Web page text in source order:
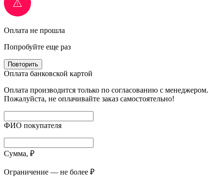
Оплата не прошла
Попробуйте еще раз
Повторить
Оплата банковской картой
Оплата производится только по согласованию с менеджером.
Пожалуйста, не оплачивайте заказ самостоятельно!
ФИО покупателя
Сумма, ₽
Ограничение — не более ₽